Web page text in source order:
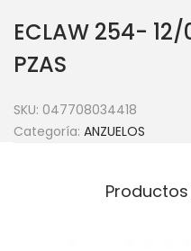
ECLAW 254- 12/
PZAS
SKU: 047708034418
Categoría: ANZUELOS